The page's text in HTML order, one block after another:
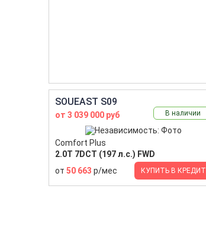
SOUEAST S09
от 3 039 000 руб В наличии
Comfort Plus
2.0T 7DCT (197 л.с.) FWD
от 50 663 р/мес КУПИТЬ В КРЕДИТ